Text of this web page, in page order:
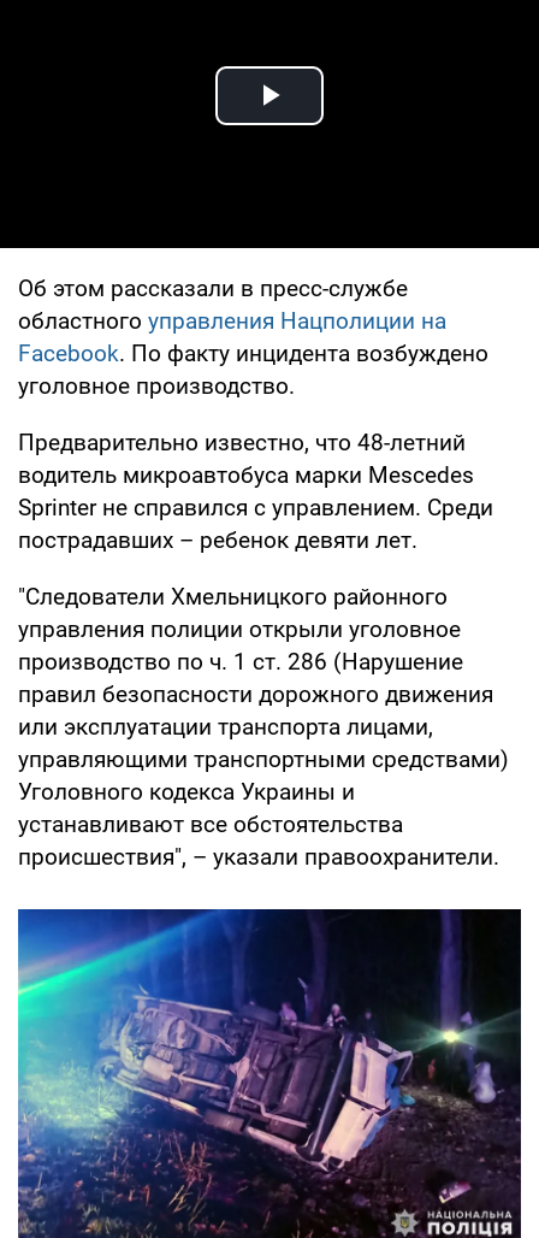
Play Video
Об этом рассказали в пресс-службе
областного управления Нацполиции на
Facebook. По факту инцидента возбуждено
уголовное производство.
Предварительно известно, что 48-летний
водитель микроавтобуса марки Мescedes
Sprіnter не справился с управлением. Среди
пострадавших – ребенок девяти лет.
"Следователи Хмельницкого районного
управления полиции открыли уголовное
производство по ч. 1 ст. 286 (Нарушение
правил безопасности дорожного движения
или эксплуатации транспорта лицами,
управляющими транспортными средствами)
Уголовного кодекса Украины и
устанавливают все обстоятельства
происшествия", – указали правоохранители.